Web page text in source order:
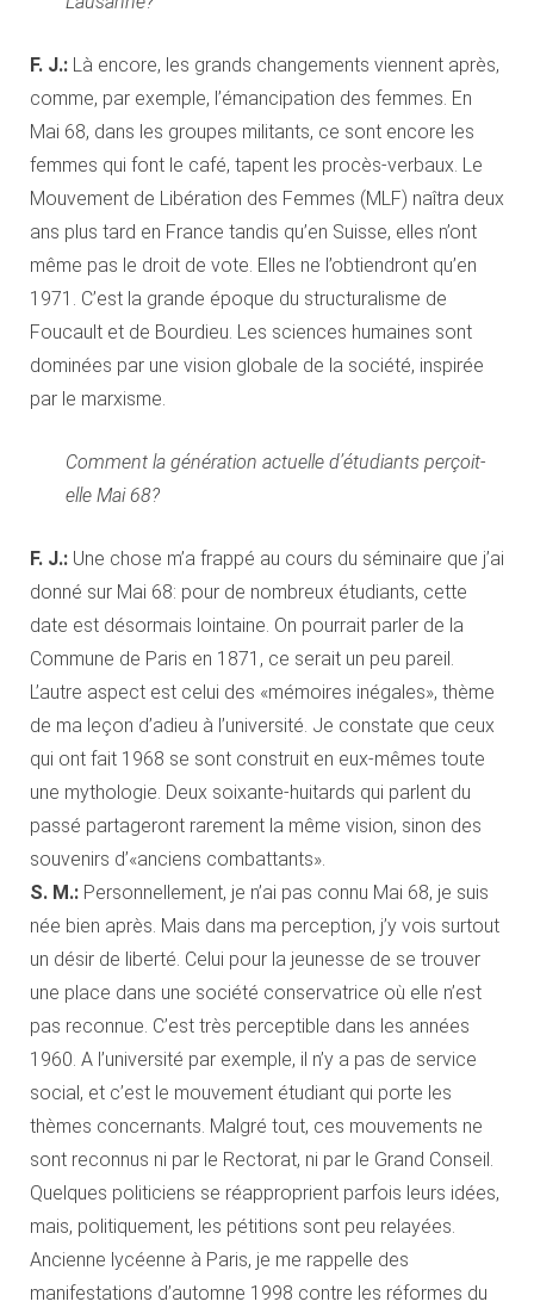
F. J.: Là encore, les grands changements viennent après,
comme, par exemple, l’émancipation des femmes. En
Mai 68, dans les groupes militants, ce sont encore les
femmes qui font le café, tapent les procès-verbaux. Le
Mouvement de Libération des Femmes (MLF) naîtra deux
ans plus tard en France tandis qu’en Suisse, elles n’ont
même pas le droit de vote. Elles ne l’obtiendront qu’en
1971. C’est la grande époque du structuralisme de
Foucault et de Bourdieu. Les sciences humaines sont
dominées par une vision globale de la société, inspirée
par le marxisme.
Comment la génération actuelle d’étudiants perçoit-
elle Mai 68?
F. J.: Une chose m’a frappé au cours du séminaire que j’ai
donné sur Mai 68: pour de nombreux étudiants, cette
date est désormais lointaine. On pourrait parler de la
Commune de Paris en 1871, ce serait un peu pareil.
L’autre aspect est celui des «mémoires inégales», thème
de ma leçon d’adieu à l’université. Je constate que ceux
qui ont fait 1968 se sont construit en eux-mêmes toute
une mythologie. Deux soixante-huitards qui parlent du
passé partageront rarement la même vision, sinon des
souvenirs d’«anciens combattants».
S. M.: Personnellement, je n’ai pas connu Mai 68, je suis
née bien après. Mais dans ma perception, j’y vois surtout
un désir de liberté. Celui pour la jeunesse de se trouver
une place dans une société conservatrice où elle n’est
pas reconnue. C’est très perceptible dans les années
1960. A l’université par exemple, il n’y a pas de service
social, et c’est le mouvement étudiant qui porte les
thèmes concernants. Malgré tout, ces mouvements ne
sont reconnus ni par le Rectorat, ni par le Grand Conseil.
Quelques politiciens se réapproprient parfois leurs idées,
mais, politiquement, les pétitions sont peu relayées.
Ancienne lycéenne à Paris, je me rappelle des
manifestations d’automne 1998 contre les réformes du